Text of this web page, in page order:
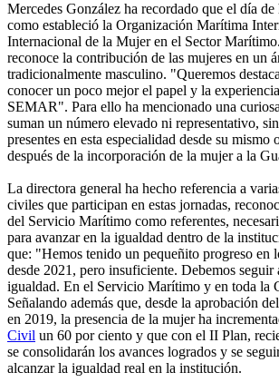
Mercedes González ha recordado que el día de
como estableció la Organización Marítima
Internacional de la Mujer en el Sector
reconoce la contribución de las mujeres en un
tradicionalmente masculino. "Queremos
conocer un poco mejor el papel y la
SEMAR". Para ello ha mencionado una
suman un número elevado ni representativo,
presentes en esta especialidad desde su mismo
después de la incorporación de la mujer a la
La directora general ha hecho referencia a
civiles que participan en estas jornadas,
del Servicio Marítimo como referentes,
para avanzar en la igualdad dentro de la
que: "Hemos tenido un pequeñito progreso en
desde 2021, pero insuficiente. Debemos seguir
igualdad. En el Servicio Marítimo y en toda la
Señalando además que, desde la aprobación
en 2019, la presencia de la mujer ha
Civil un 60 por ciento y que con el II Plan,
se consolidarán los avances logrados y se
alcanzar la igualdad real en la institución.